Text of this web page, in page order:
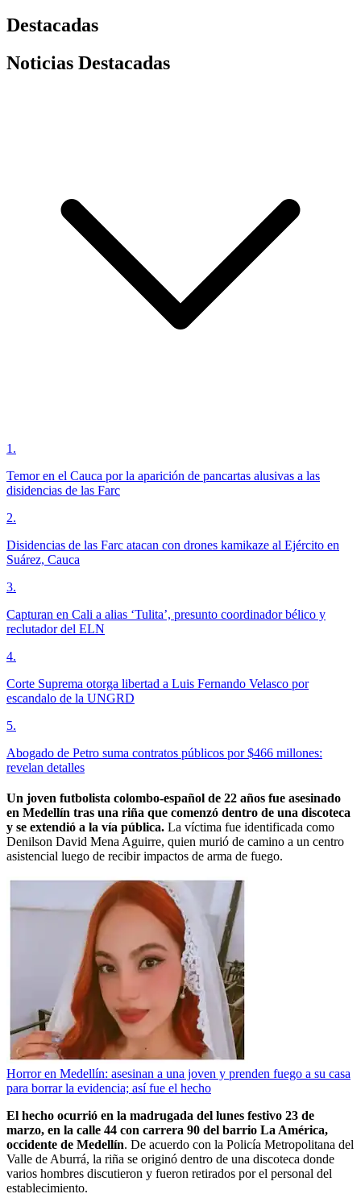
Destacadas
Noticias Destacadas
1 .
Temor en el Cauca por la aparición de pancartas alusivas a las
disidencias de las Farc
2.
Disidencias de las Farc atacan con drones kamikaze al Ejército en
Suárez, Cauca
3.
Capturan en Cali a alias ‘Tulita’, presunto coordinador bélico y
reclutador del ELN
4.
Corte Suprema otorga libertad a Luis Fernando Velasco por
escandalo de la UNGRD
5.
Abogado de Petro suma contratos públicos por $466 millones:
revelan detalles
Un joven futbolista colombo-español de 22 años fue asesinado
en Medellín tras una riña que comenzó dentro de una discoteca
y se extendió a la vía pública. La víctima fue identificada como
Denilson David Mena Aguirre, quien murió de camino a un centro
asistencial luego de recibir impactos de arma de fuego.
Horror en Medellín: asesinan a una joven y prenden fuego a su casa
para borrar la evidencia; así fue el hecho
El hecho ocurrió en la madrugada del lunes festivo 23 de
marzo, en la calle 44 con carrera 90 del barrio La América,
occidente de Medellín. De acuerdo con la Policía Metropolitana del
Valle de Aburrá, la riña se originó dentro de una discoteca donde
varios hombres discutieron y fueron retirados por el personal del
establecimiento.